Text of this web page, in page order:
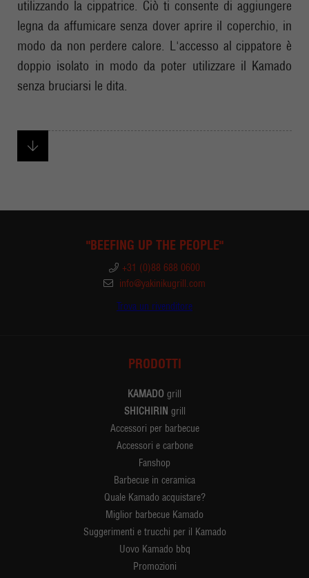
utilizzando la cippatrice. Ciò ti consente di aggiungere
legna da affumicare senza dover aprire il coperchio, in
modo da non perdere calore. L'accesso al cippatore è
doppio isolato in modo da poter utilizzare il Kamado
senza bruciarsi le dita.
"BEEFING UP THE PEOPLE"
+31 (0)88 688 0600
info@yakinikugrill.com
Trova un rivenditore
PRODOTTI
KAMADO grill
SHICHIRIN grill
Accessori per barbecue
Accessori e carbone
Fanshop
Barbecue in ceramica
Quale Kamado acquistare?
Miglior barbecue Kamado
Suggerimenti e trucchi per il Kamado
Uovo Kamado bbq
Promozioni